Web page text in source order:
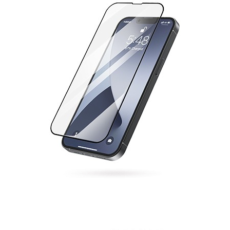
康宁高清钢化膜